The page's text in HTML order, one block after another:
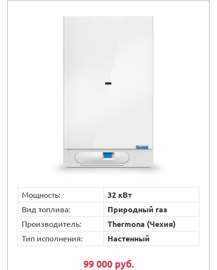
Мощность:
32 кВт
Вид топлива:
Природный газ
Производитель:
Thermona (Чехия)
Тип исполнения:
Настенный
99 000 руб.